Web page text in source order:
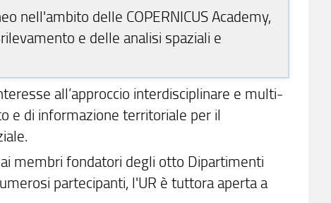
nell'ambito delle COPERNICUS Academy,
e delle analisi spaziali e
all’approccio interdisciplinare e multi-
e di informazione territoriale per il
membri fondatori degli otto Dipartimenti
partecipanti, l'UR è tuttora aperta a